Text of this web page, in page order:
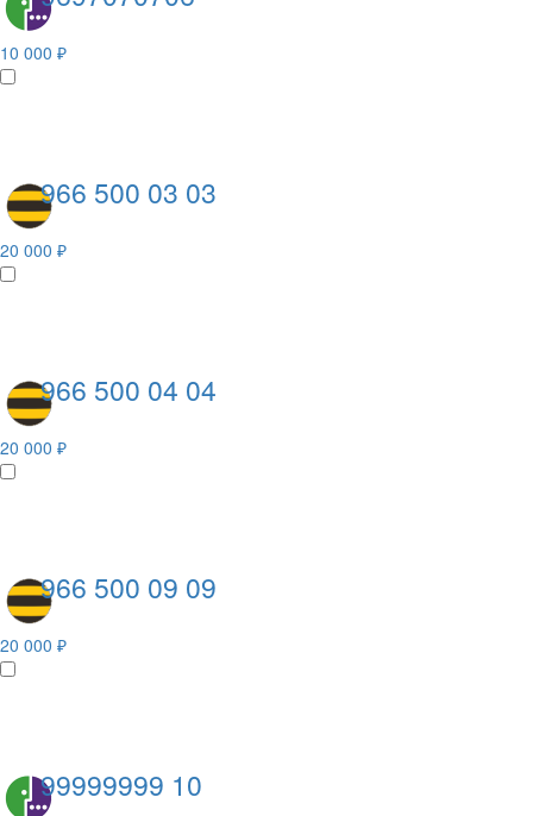
10 000 ₽
966 500 03 03
20 000 ₽
966 500 04 04
20 000 ₽
966 500 09 09
20 000 ₽
99999999 10